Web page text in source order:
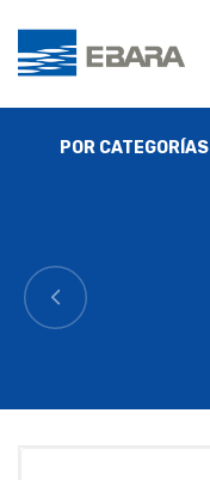
POR CATEGORÍAS